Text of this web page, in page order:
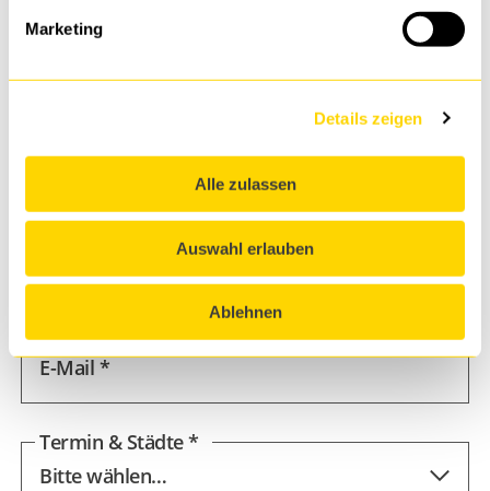
Marketing
Details zeigen
Alle zulassen
Auswahl erlauben
Ablehnen
Nachname *
E-Mail *
Termin & Städte *